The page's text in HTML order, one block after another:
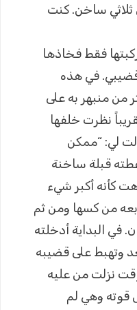
ساخن. كنت
فقط فخاذها
قضيبي. في هذه
من منبهر به على
نظرت خلفها
لي: “ممكن
قبلة ساخنة
كأنه أكبر شيء
من كسها ومن ثم
البداية أدخلته
وتهبط على قضيبه
نزلت من عليه
قوته وهي لم